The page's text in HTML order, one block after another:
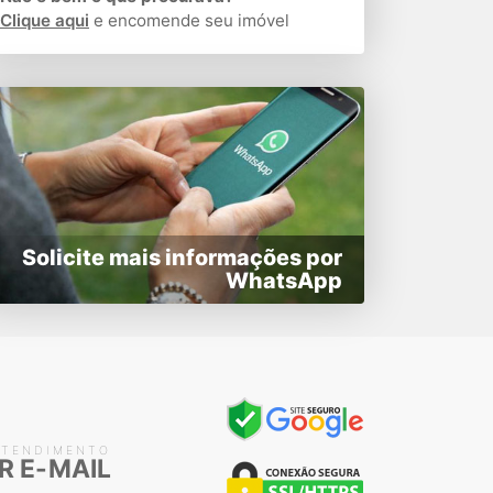
Clique aqui e encomende seu imóvel
Solicite mais informações por
WhatsApp
E-MAIL